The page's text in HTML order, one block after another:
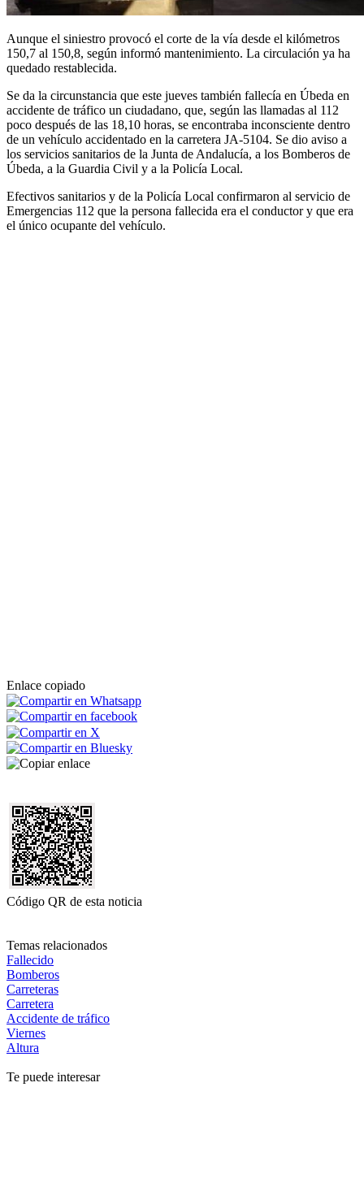
Aunque el siniestro provocó el corte de la vía desde el kilómetros
150,7 al 150,8, según informó mantenimiento. La circulación ya ha
quedado restablecida.
Se da la circunstancia que este jueves también fallecía en Úbeda en
accidente de tráfico un ciudadano, que, según las llamadas al 112
poco después de las 18,10 horas, se encontraba inconsciente dentro
de un vehículo accidentado en la carretera JA-5104. Se dio aviso a
los servicios sanitarios de la Junta de Andalucía, a los Bomberos de
Úbeda, a la Guardia Civil y a la Policía Local.
Efectivos sanitarios y de la Policía Local confirmaron al servicio de
Emergencias 112 que la persona fallecida era el conductor y que era
el único ocupante del vehículo.
Enlace copiado
Código QR de esta noticia
Temas relacionados
Fallecido
Bomberos
Carreteras
Carretera
Accidente de tráfico
Viernes
Altura
Te puede interesar